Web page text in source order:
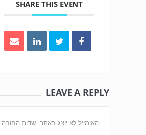
SHARE THIS EVENT
LEAVE A REPLY
האימייל לא יוצג באתר. שדות החובה